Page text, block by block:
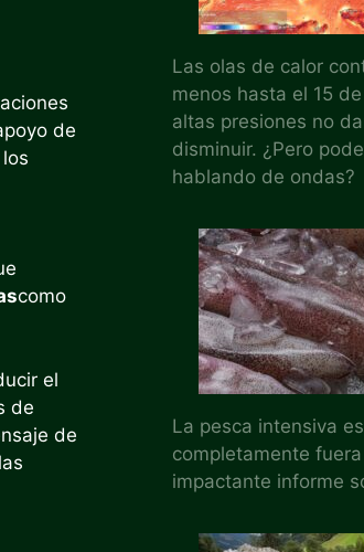
de
como
el
de
de
Las olas de calor
menos hasta el 15
altas presiones no
disminuir. ¿Pero
hablando de ondas?
La pesca intensiva
completamente
impactante informe